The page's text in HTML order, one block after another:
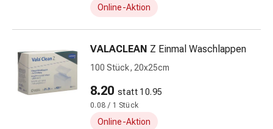
Gazebinden
Pflasterbinden,
Tapes
Zubehör
Netz-
Online-Aktion
VALACLEAN Z Einmal Waschlappen
100 Stück, 20x25cm
8.20 statt 10.95
0.08 / 1 Stück
Online-Aktion